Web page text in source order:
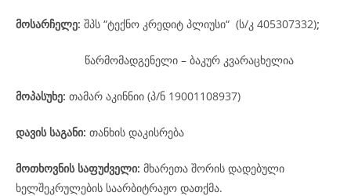
მოსარჩელე: შპს “ტექნო კრედიტ პლიუსი“ (ს/კ 405307332);
წარმომადგენელი – ბაკურ კვარაცხელია
მოპასუხე: თამარ აკინნიი (პ/ნ 19001108937)
დავის საგანი: თანხის დაკისრება
მოთხოვნის საფუძველი: მხარეთა შორის დადებული
ხელშეკრულების საარბიტრაჟო დათქმა.